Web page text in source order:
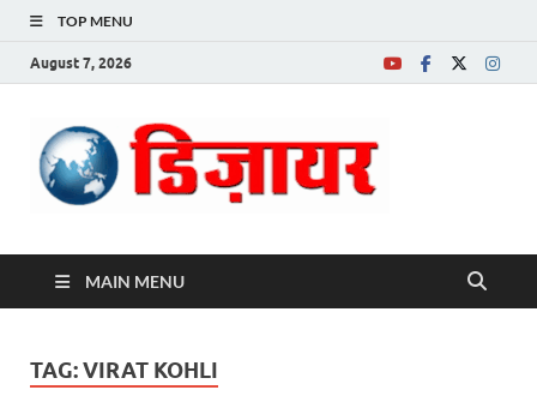
TOP MENU
August 7, 2026
MAIN MENU
TAG:VIRAT KOHLI